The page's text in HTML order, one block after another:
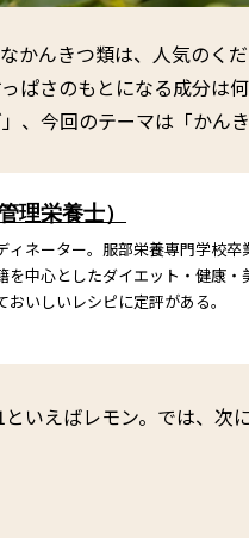
かんきつ類は、人気のく
ぱさのもとになる成分は
、今回のテーマは「かん
理栄養士）
ィネーター。服部栄養専門学校
を中心としたダイエット・健康・
いしいレシピに定評がある。
いえばレモン。では、次